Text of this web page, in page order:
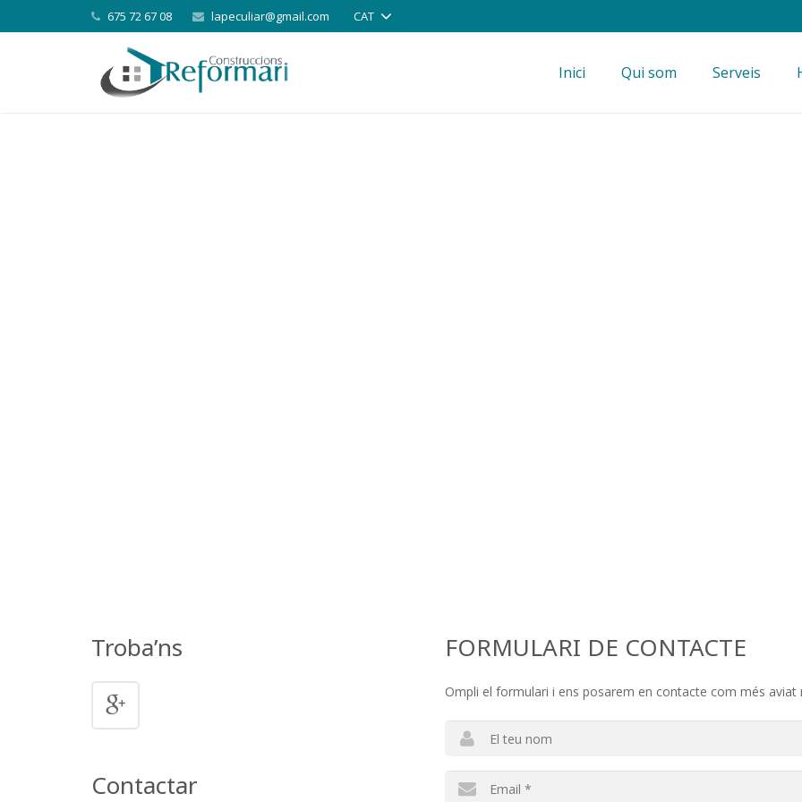
675 72 67 08 lapeculiar@gmail.com CAT
Inici Qui som Serveis
Troba’ns
Contactar
FORMULARI DE CONTACTE
Ompli el formulari i ens posarem en contacte com més aviat